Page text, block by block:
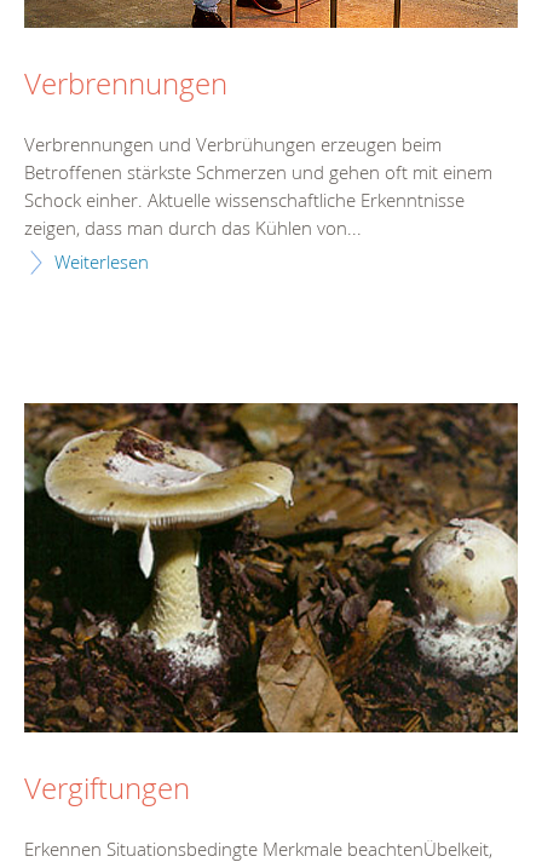
Verbrennungen
Verbrennungen und Verbrühungen erzeugen beim
Betroffenen stärkste Schmerzen und gehen oft mit einem
Schock einher. Aktuelle wissenschaftliche Erkenntnisse
zeigen, dass man durch das Kühlen von...
Weiterlesen
Vergiftungen
Erkennen Situationsbedingte Merkmale beachtenÜbelkeit,